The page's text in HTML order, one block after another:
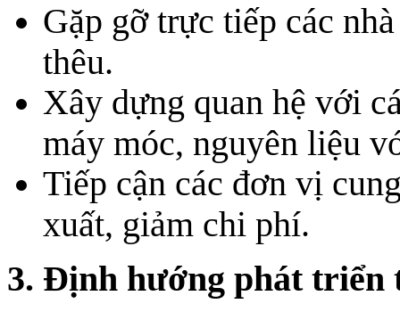
Gặp gỡ trực tiếp các
thêu.
Xây dựng quan hệ với
máy móc, nguyên liệu
Tiếp cận các đơn vị
xuất, giảm chi phí.
3. Định hướng phát triển